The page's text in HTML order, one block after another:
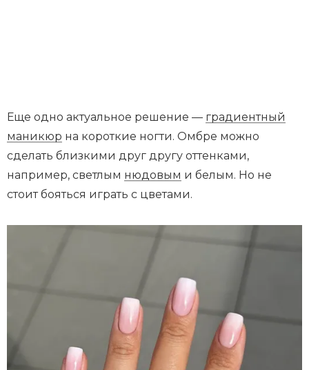
Еще одно актуальное решение — градиентный
маникюр на короткие ногти. Омбре можно
сделать близкими друг другу оттенками,
например, светлым нюдовым и белым. Но не
стоит бояться играть с цветами.